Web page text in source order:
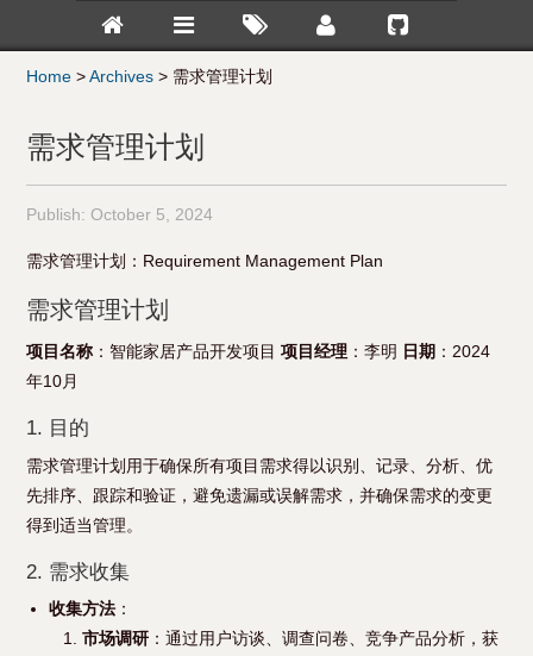
Home >Archives > 需求管理计划
需求管理计划
Publish: October 5, 2024
需求管理计划：Requirement Management Plan
需求管理计划
项目名称 ：智能家居产品开发项目项目经理 ：李明 日期 ：2024
年10月
1. 目的
需求管理计划用于确保所有项目需求得以识别、记录、分析、优
先排序、跟踪和验证，避免遗漏或误解需求，并确保需求的变更
得到适当管理。
2. 需求收集
收集方法：
市场调研：通过用户访谈、调查问卷、竞争产品分析，获